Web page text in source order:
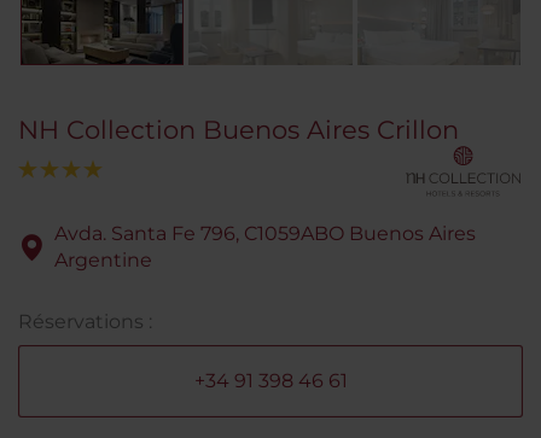
NH Collection Buenos Aires Crillon
Avda. Santa Fe 796, C1059ABO Buenos Aires
Argentine
Réservations :
+34 91 398 46 61